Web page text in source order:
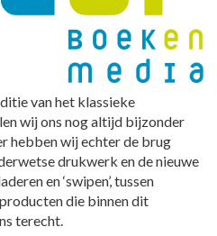
van het klassieke
wij ons nog altijd bijzonder
hebben wij echter de brug
drukwerk en de nieuwe
en ‘swipen’, tussen
die binnen dit
terecht.